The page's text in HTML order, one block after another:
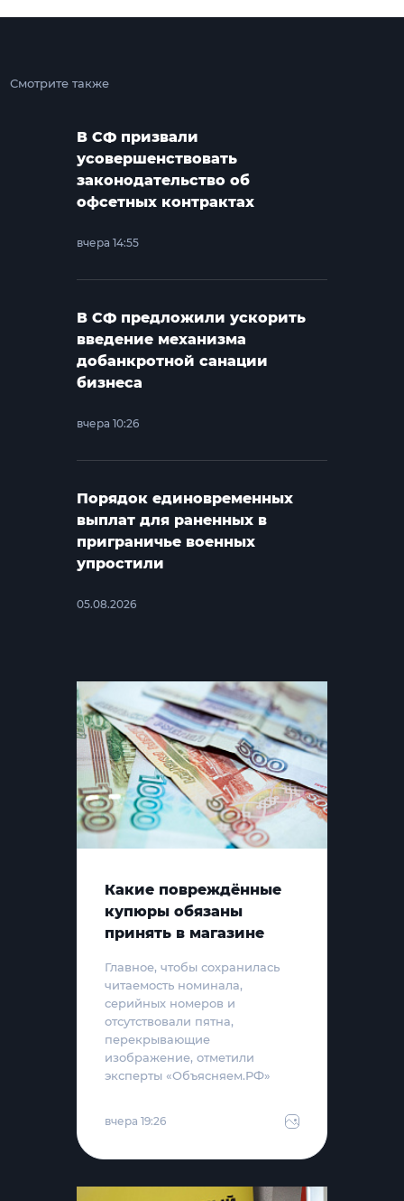
Смотрите также
В СФ призвали
усовершенствовать
законодательство об
офсетных контрактах
вчера 14:55
В СФ предложили ускорить
введение механизма
добанкротной санации
бизнеса
вчера 10:26
Порядок единовременных
выплат для раненных в
приграничье военных
упростили
05.08.2026
Какие повреждённые
купюры обязаны
принять в магазине
Главное, чтобы сохранилась
читаемость номинала,
серийных номеров и
отсутствовали пятна,
перекрывающие
изображение, отметили
эксперты «Объясняем.РФ»
вчера 19:26